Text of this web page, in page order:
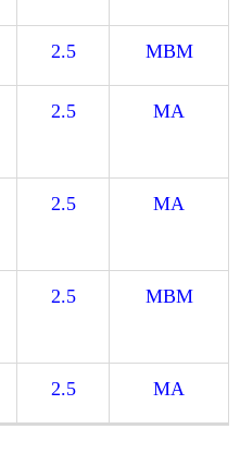
2.5 MBM
2.5 MA
2.5 MA
2.5 MBM
2.5 MA